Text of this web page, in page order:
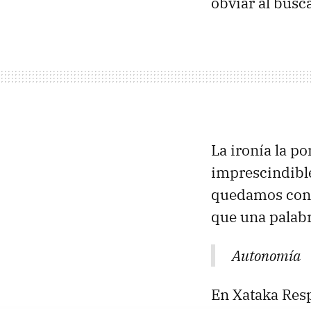
La ironía la
quedamos
que una
Autonomía
En Xataka